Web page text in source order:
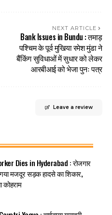
NEXT ARTICLE
Bank Issues in Bundu : तमाड़
पश्चिम के पूर्व मुखिया रमेश मुंडा ने
बैंकिंग सुविधाओं में सुधार को लेकर
आरबीआई को भेजा पुनः पत्र
Leave a review
Dies in Hyderabad : रोजगार
मजदूर सड़क हादसे का शिकार,
कोहराम